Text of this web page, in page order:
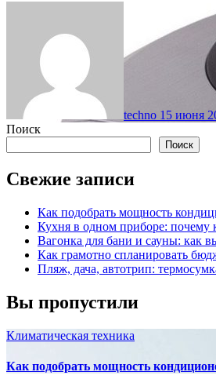
techno 15 июня
Поиск
Поиск
Свежие записи
Как подобрать мощность
Кухня в одном приборе: почему
Вагонка для бани и сауны: как
Как грамотно спланировать
Пляж, дача, автотрип:
Вы пропустили
Климатическая техника
Как подобрать мощность